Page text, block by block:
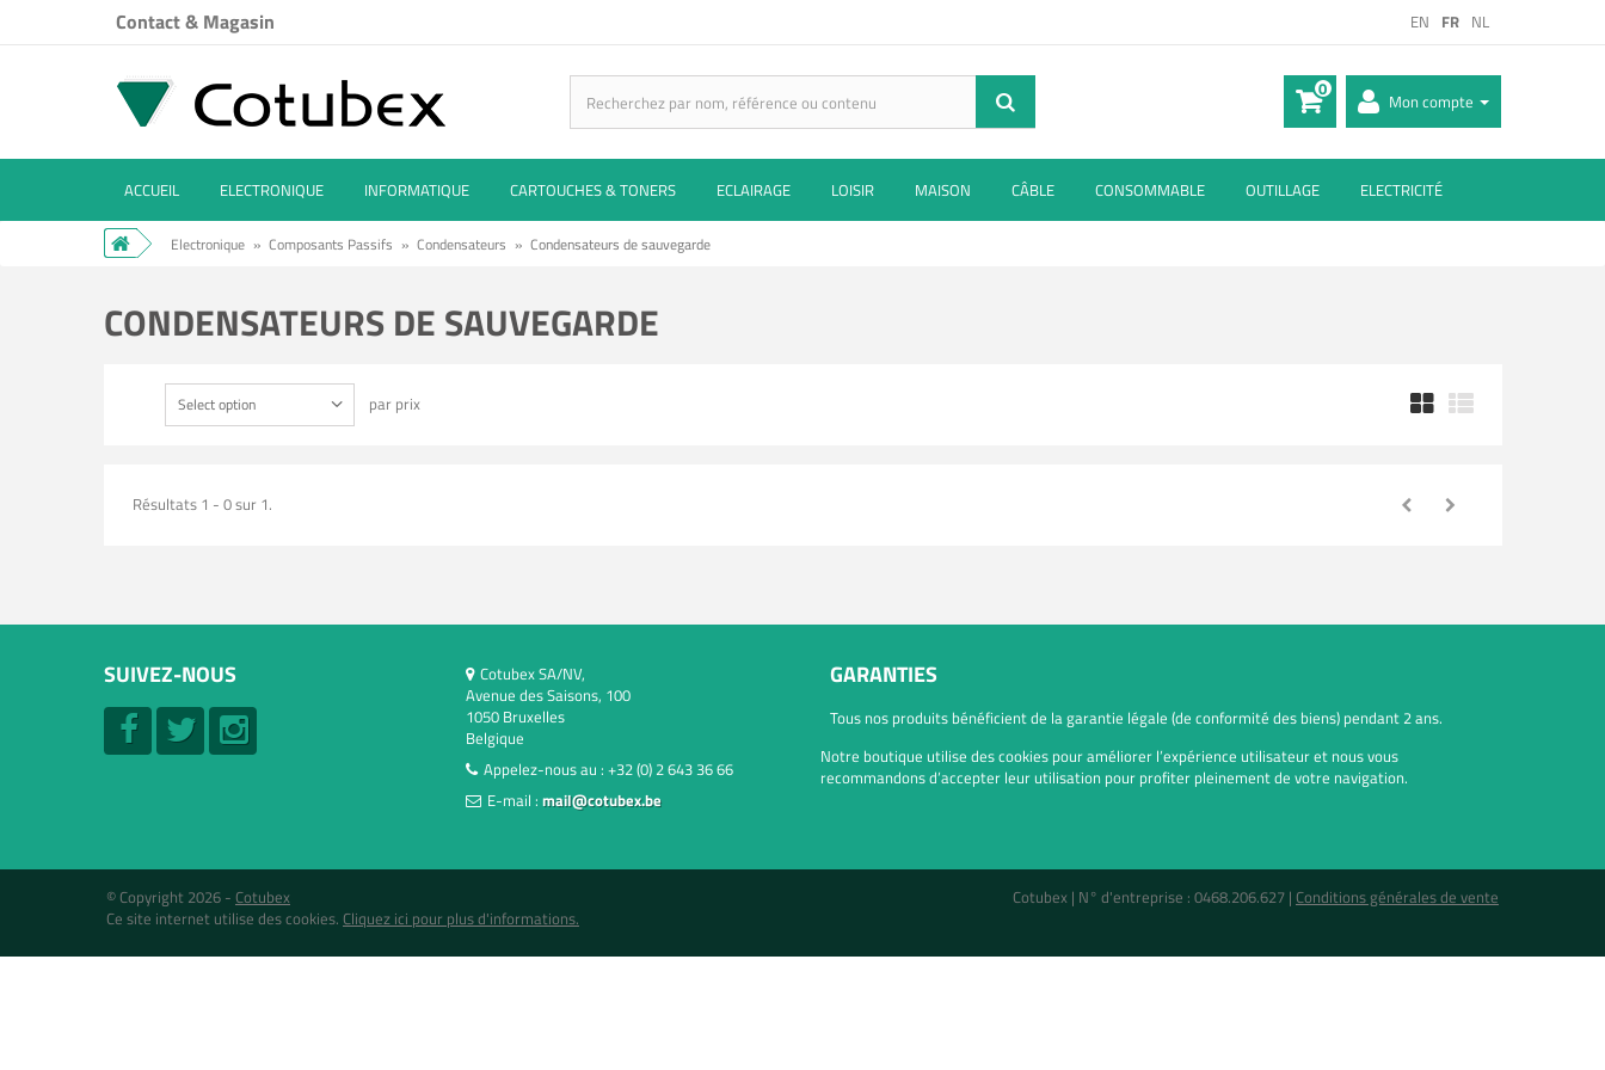
EN FR NL
Contact & Magasin
Mon compte
0
ACCUEIL ELECTRONIQUE INFORMATIQUE CARTOUCHES & TONERS ECLAIRAGE LOISIR MAISON CÂBLE CONSOMMABLE OUTILLAGE ELECTRICITÉ
Electronique » Composants Passifs » Condensateurs » Condensateurs de sauvegarde
CONDENSATEURS DE SAUVEGARDE
Select option par prix
Résultats 1 - 0 sur 1.
SUIVEZ-NOUS GARANTIES
Tous nos produits bénéficient de la garantie légale (de conformité des biens) pendant 2 ans.
Cotubex SA/NV,
Avenue des Saisons, 100
1050 Bruxelles
Belgique
Appelez-nous au : +32 (0) 2 643 36 66
E-mail : mail@cotubex.be
Notre boutique utilise des cookies pour améliorer l’expérience utilisateur et nous vous
recommandons d’accepter leur utilisation pour profiter pleinement de votre navigation.
© Copyright 2026 - Cotubex
Ce site internet utilise des cookies. Cliquez ici pour plus d'informations.
Cotubex | N° d'entreprise : 0468.206.627 | Conditions générales de vente